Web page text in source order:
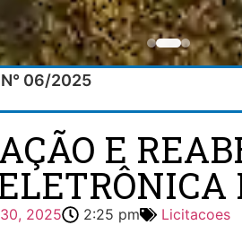
06/2025
E
2025 2:25 pm Licitacoes